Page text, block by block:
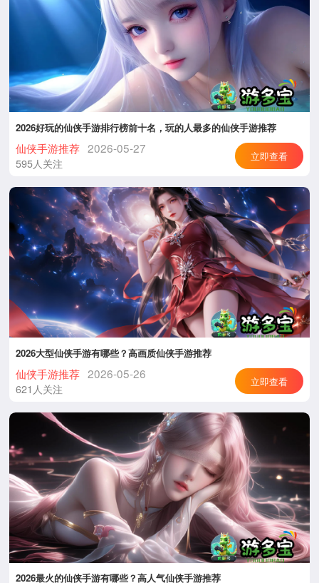
2026好玩的仙侠手游排行榜前十名，玩的人最多的仙侠手游推荐
仙侠手游推荐 2026-05-27
595人关注
立即查看
2026大型仙侠手游有哪些？高画质仙侠手游推荐
仙侠手游推荐 2026-05-26
621人关注
立即查看
2026最火的仙侠手游有哪些？高人气仙侠手游推荐